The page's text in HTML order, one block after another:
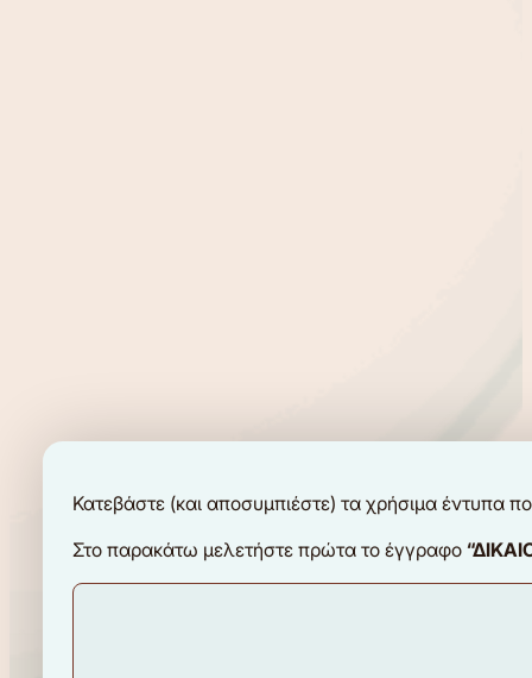
Κατεβάστε (και αποσυμπιέστε) τα χρήσιμα έντυπα
Στο παρακάτω μελετήστε πρώτα το έγγραφο